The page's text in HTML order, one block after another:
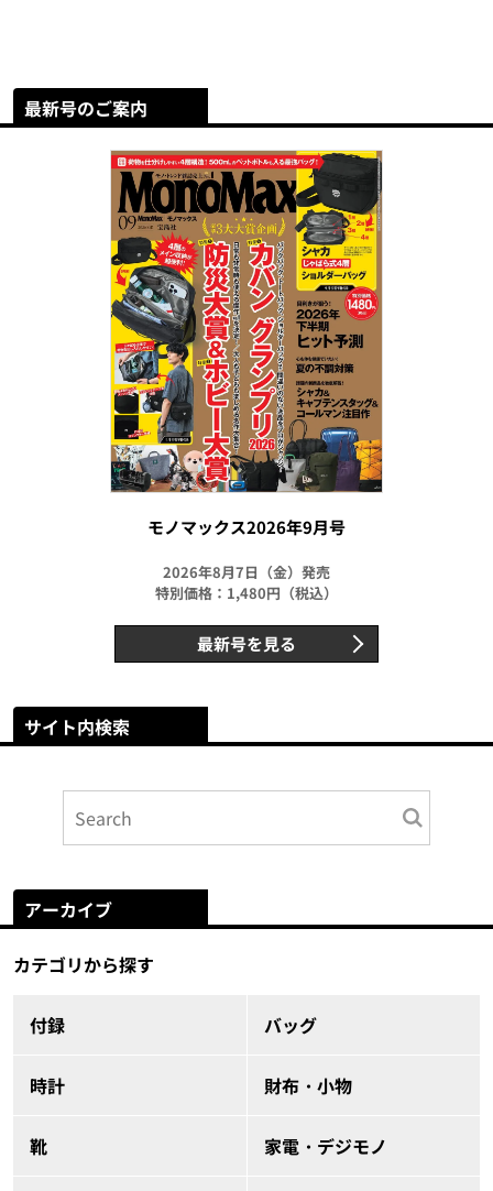
最新号のご案内
モノマックス2026年9月号
2026年8月7日（金）発売
特別価格：1,480円（税込）
最新号を見る
サイト内検索
アーカイブ
カテゴリから探す
付録 バッグ
時計 財布・小物
靴 家電・デジモノ